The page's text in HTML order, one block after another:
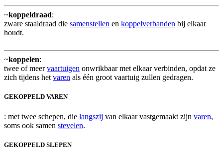
~koppeldraad:
zware staaldraad die samenstellen en koppelverbanden bij elkaar
houdt.
~koppelen:
twee of meervaartuigen onwrikbaar met elkaar verbinden, opdat ze
zich tijdens het varen als één groot vaartuig zullen gedragen.
GEKOPPELD VAREN
: met twee schepen, die langszij van elkaar vastgemaakt zijn varen,
soms ook samen stevelen.
GEKOPPELD SLEPEN